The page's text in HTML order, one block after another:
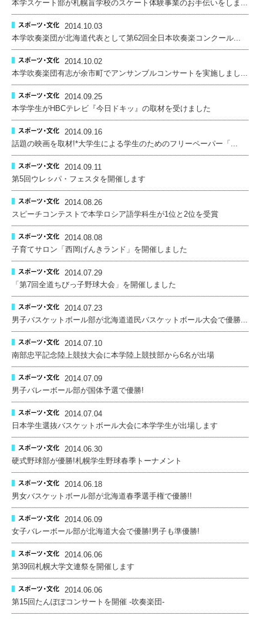
本学スケート部が札幌盲学校のスケート体験事業のお手伝いをしま...
2014.10.03
本学吹奏楽団が北海道代表として第62回全日本吹奏楽コンクール...
2014.10.02
本学吹奏楽団有志が余市町でアンサンブルコンサートを実施しまし...
2014.09.25
本学学生がHBCテレビ『今日ドキッ』の取材を受けました
2014.09.16
話題の映画を取材!*大学生による学生のためのフリーペーパー「...
2014.09.11
第5回ウレㇱパ・フェスタを開催します
2014.08.26
スピーチコンテストで本学ロシア語学科生が1位と2位を受賞
2014.08.08
子育てサロン「西岡げんきランド」を開催しました
2014.07.29
「第7回全道ちびっ子野球大会」を開催しました
2014.07.23
男子バスケットボール部が北海道道民バスケットボール大会で優勝...
2014.07.10
南部忠平記念陸上競技大会に本学陸上競技部から6名が出場
2014.07.09
男子バレーボール部が国体予選で優勝!
2014.07.04
日本学生選抜バスケットボール大会に本学学生が出場します
2014.06.30
硬式野球部が優勝!札幌学生野球春季トーナメント
2014.06.18
男女バスケットボール部が北海道春季選手権で優勝!!
2014.06.09
女子バレーボール部が北海道大会で優勝!男子も準優勝!
2014.06.06
第39回札幌大学文連祭を開催します
2014.06.06
第15回たんぽぽコンサートを開催 -吹奏楽団-